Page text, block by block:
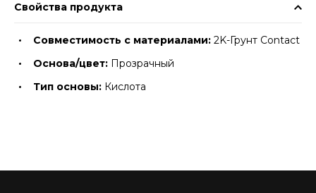
Свойства продукта
Совместимость с материалами: 2K-Грунт Contact
Основа/цвет: Прозрачный
Тип основы: Кислота